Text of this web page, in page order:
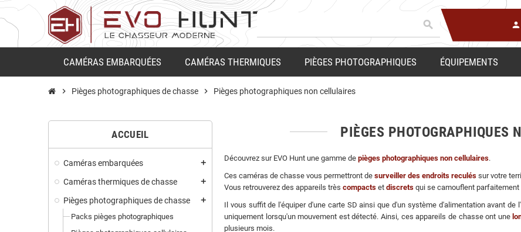
search person
CAMÉRAS EMBARQUÉES CAMÉRAS THERMIQUES PIÈGES PHOTOGRAPHIQUES ÉQUIPEMENTS
chevron_right Pièges photographiques de chasse chevron_right Pièges photographiques non cellulaires
ACCUEIL
Caméras embarquées add
Caméras thermiques de chasse add
Pièges photographiques de chasse add
Packs pièges photographiques
PIÈGES PHOTOGRAPHIQUES
Découvrez sur EVO Hunt une gamme de pièges photographiques non cellulaires.
Ces caméras de chasse vous permettront de surveiller des endroits reculés sur votre
Vous retrouverez des appareils très compacts et discrets qui se camouflent parfaitement
Il vous suffit de l'équiper d'une carte SD ainsi que d'un système d'alimentation avant
uniquement lorsqu'un mouvement est détecté. Ainsi, ces appareils de chasse ont une
plusieurs mois.